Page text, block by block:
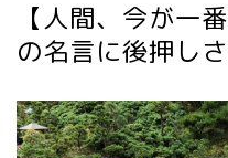
【人間、今が一
の名言に後押し